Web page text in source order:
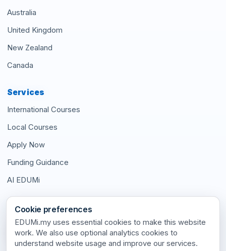
Australia
United Kingdom
New Zealand
Canada
Services
International Courses
Local Courses
Apply Now
Funding Guidance
AI EDUMi
Connect With Us
Cookie preferences
EDUMi.my uses essential cookies to make this website
work. We also use optional analytics cookies to
understand website usage and improve our services.